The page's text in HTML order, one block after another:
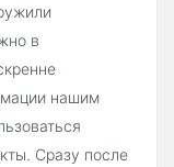
в
нашим
Сразу после